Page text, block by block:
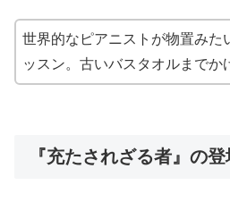
世界的なピアニストが物置みた
ッスン。古いバスタオルまで
『充たされざる者』の